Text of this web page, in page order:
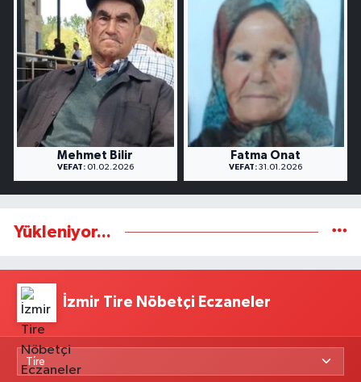
Mehmet Bilir
VEFAT:01.02.2026
Fatma Onat
VEFAT: 31.01.2026
Yükleniyor...
İzmir Tire Nöbetçi Eczaneler